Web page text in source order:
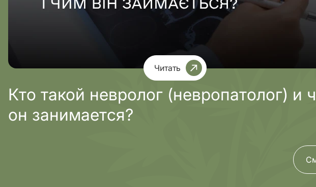
Читать
Кто такой невролог (невропатолог) и
он занимается?